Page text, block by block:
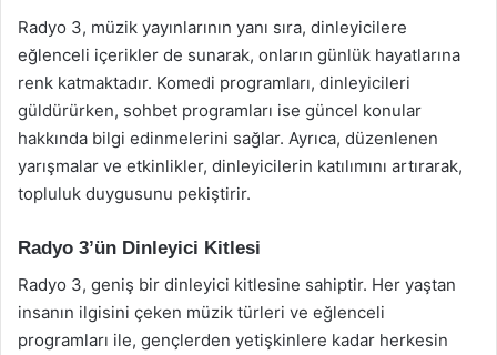
Radyo 3, müzik yayınlarının yanı sıra, dinleyicilere
eğlenceli içerikler de sunarak, onların günlük hayatlarına
renk katmaktadır. Komedi programları, dinleyicileri
güldürürken, sohbet programları ise güncel konular
hakkında bilgi edinmelerini sağlar. Ayrıca, düzenlenen
yarışmalar ve etkinlikler, dinleyicilerin katılımını artırarak,
topluluk duygusunu pekiştirir.
Radyo 3’ün Dinleyici Kitlesi
Radyo 3, geniş bir dinleyici kitlesine sahiptir. Her yaştan
insanın ilgisini çeken müzik türleri ve eğlenceli
programları ile, gençlerden yetişkinlere kadar herkesin